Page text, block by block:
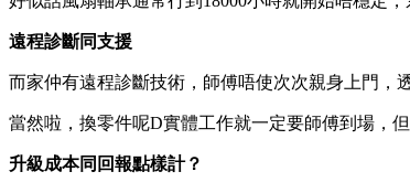
遠程診斷同支援
而家仲有遠程診斷技術，師傅唔使次次親身上門，
當然啦，換零件呢D實體工作就一定要師傅到場，
升級成本同回報點樣計？